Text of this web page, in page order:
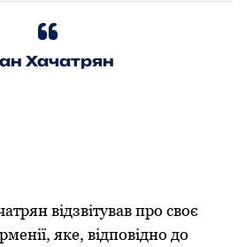
Хачатрян
відзвітував про своє
яке, відповідно до